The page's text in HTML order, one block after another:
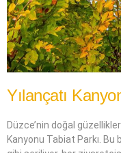
Yılançatı
Düzce’nin doğal
Kanyonu Tabiat Parkı.